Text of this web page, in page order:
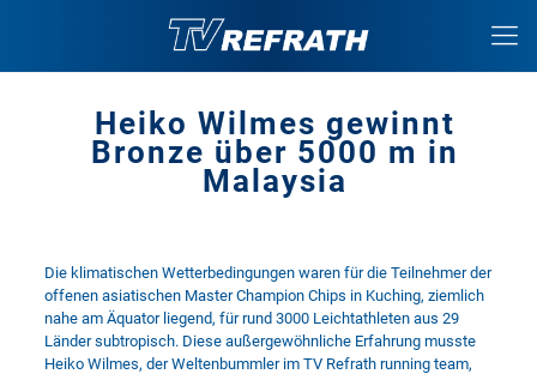
Heiko Wilmes gewinnt
Bronze über 5000 m in
Malaysia
Die klimatischen Wetterbedingungen waren für die Teilnehmer der
offenen asiatischen Master Champion Chips in Kuching, ziemlich
nahe am Äquator liegend, für rund 3000 Leichtathleten aus 29
Länder subtropisch. Diese außergewöhnliche Erfahrung musste
Heiko Wilmes, der Weltenbummler im TV Refrath running team,